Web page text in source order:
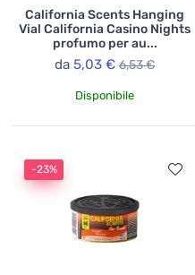
California Scents Hanging
Vial California Casino Nights
profumo per au...
da 5,03 € 6,53 €
Disponibile
-23%